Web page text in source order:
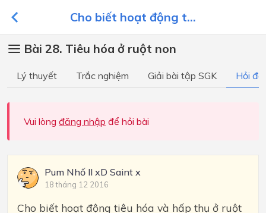
Cho biết hoạt động t...
Bài 28. Tiêu hóa ở ruột non
Lý thuyết Trắc nghiệm Giải bài tập SGK Hỏi
Vui lòng đăng nhập để hỏi bài
Pum Nhố ll xD Saint x
18 tháng 12 2016
Cho biết hoạt động tiêu hóa và hấp thụ ở ruột